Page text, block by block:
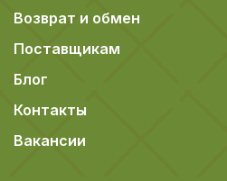
Возврат и обмен
Поставщикам
Блог
Контакты
Вакансии